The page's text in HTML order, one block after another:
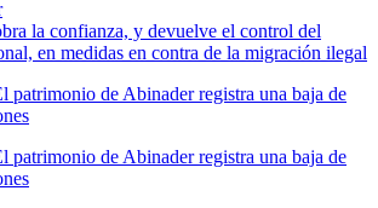
la confianza, y devuelve el control del
en medidas en contra de la migración ilegal
patrimonio de Abinader registra una baja de
patrimonio de Abinader registra una baja de